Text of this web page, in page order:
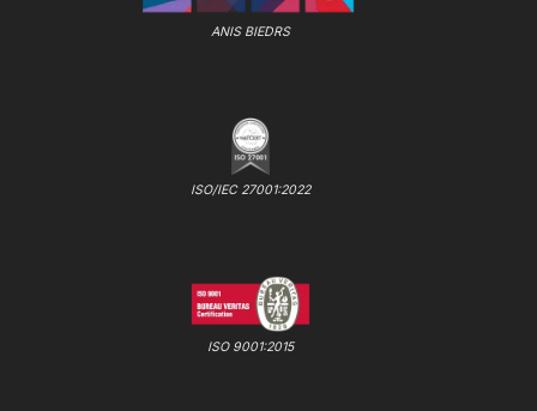
ANIS BIEDRS
ISO/IEC 27001:2022
ISO 9001:2015